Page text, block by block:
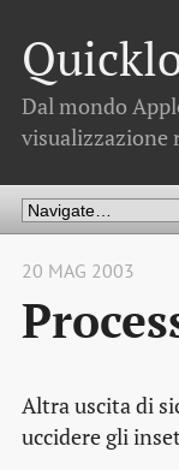
Dal mondo
visualizzazione
20 MAG 2003
Altra uscita di
uccidere gli